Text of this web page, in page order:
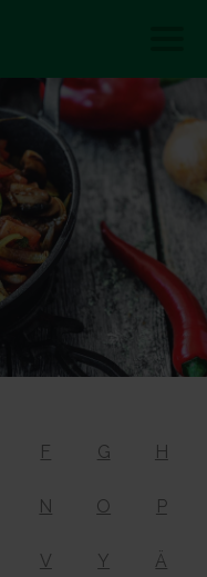
F G H
N O P
V Y Ä